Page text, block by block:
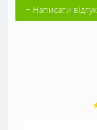
+ Написати відгук